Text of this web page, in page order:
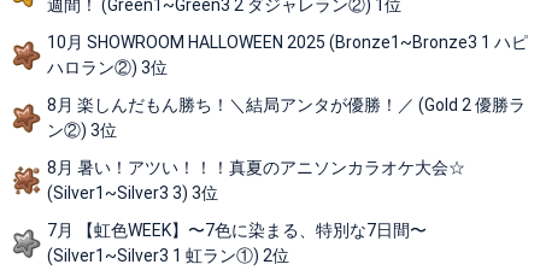
週間！ (Green1~Green3 2 ダジャレラン②) 1位
10月 SHOWROOM HALLOWEEN 2025 (Bronze1~Bronze3 1 ハピ
ハロラン②) 3位
8月 楽しんだもん勝ち！＼結局アンタが優勝！／ (Gold 2 優勝ラ
ン②) 3位
8月 暑い！アツい！！！真夏のアニソンカラオケ大会☆
(Silver1~Silver3 3) 3位
7月 【虹色WEEK】〜7色に染まる、特別な7日間〜
(Silver1~Silver3 1 虹ラン①) 2位